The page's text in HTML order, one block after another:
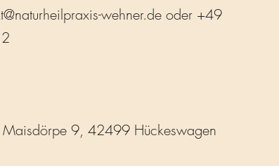
wehner.deoder +49
Maisdörpe 9, 42499 Hückeswagen​